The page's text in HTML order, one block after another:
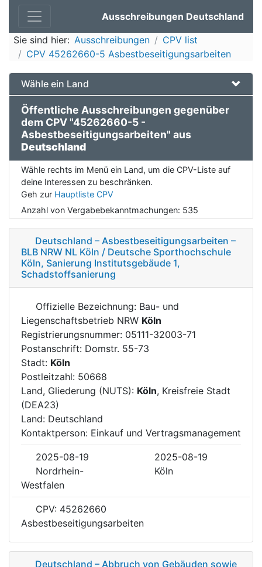
Ausschreibungen Deutschland
Sie sind hier: Ausschreibungen
CPV list
CPV 45262660-5 Asbestbeseitigungsarbeiten
Wähle ein Land
Öffentliche Ausschreibungen gegenüber
dem CPV "45262660-5 -
Asbestbeseitigungsarbeiten" aus
Deutschland
Wähle rechts im Menü ein Land, um die CPV-Liste auf
deine Interessen zu beschränken.
Geh zur Hauptliste CPV
Anzahl von Vergabebekanntmachungen: 535
Deutschland – Asbestbeseitigungsarbeiten –
BLB NRW NL Köln / Deutsche Sporthochschule
Köln, Sanierung Institutsgebäude 1,
Schadstoffsanierung
Offizielle Bezeichnung: Bau- und
Liegenschaftsbetrieb NRW Köln
Registrierungsnummer: 05111-32003-71
Postanschrift: Domstr. 55-73
Stadt: Köln
Postleitzahl: 50668
Land, Gliederung (NUTS): Köln, Kreisfreie Stadt
(DEA23)
Land: Deutschland
Kontaktperson: Einkauf und Vertragsmanagement
2025-08-19
2025-08-19
Nordrhein-
Westfalen
Köln
CPV: 45262660
Asbestbeseitigungsarbeiten
Deutschland – Abbruch von Gebäuden sowie